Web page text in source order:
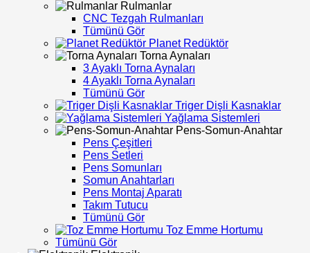
Rulmanlar
CNC Tezgah Rulmanları
Tümünü Gör
Planet Redüktör
Torna Aynaları
3 Ayaklı Torna Aynaları
4 Ayaklı Torna Aynaları
Tümünü Gör
Triger Dişli Kasnaklar
Yağlama Sistemleri
Pens-Somun-Anahtar
Pens Çeşitleri
Pens Setleri
Pens Somunları
Somun Anahtarları
Pens Montaj Aparatı
Takım Tutucu
Tümünü Gör
Toz Emme Hortumu
Tümünü Gör